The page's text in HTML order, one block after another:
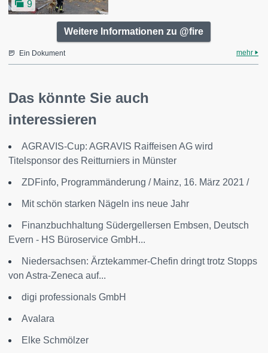
9
Weitere Informationen zu @fire
Ein Dokument mehr
Das könnte Sie auch
interessieren
AGRAVIS-Cup: AGRAVIS Raiffeisen AG wird
Titelsponsor des Reitturniers in Münster
ZDFinfo, Programmänderung / Mainz, 16. März 2021 /
Mit schön starken Nägeln ins neue Jahr
Finanzbuchhaltung Südergellersen Embsen, Deutsch
Evern - HS Büroservice GmbH...
Niedersachsen: Ärztekammer-Chefin dringt trotz Stopps
von Astra-Zeneca auf...
digi professionals GmbH
Avalara
Elke Schmölzer